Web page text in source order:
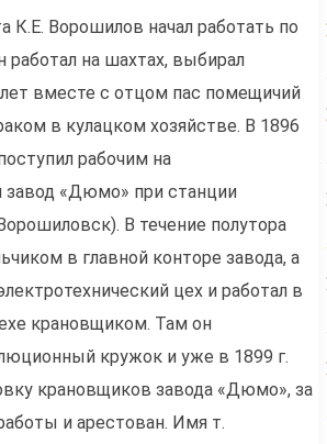
К.Е. Ворошилов начал работать по
работал на шахтах, выбирал
вместе с отцом пас помещичий
в кулацком хозяйстве. В 1896
рабочим на
завод «Дюмо» при станции
В течение полутора
в главной конторе завода, а
цех и работал в
крановщиком. Там он
кружок и уже в 1899 г.
крановщиков завода «Дюмо», за
и арестован. Имя т.